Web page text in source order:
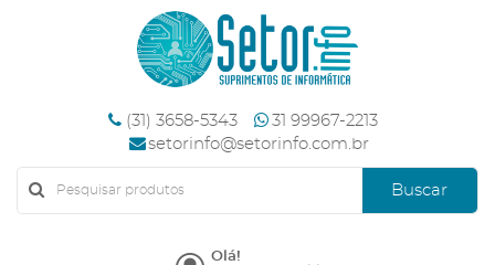
(31) 3658-5343
31 99967-2213
setorinfo@setorinfo.com.br
Buscar
Olá!